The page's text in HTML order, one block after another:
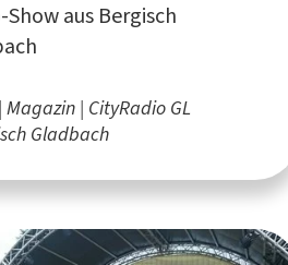
Show aus Bergisch
Magazin CityRadio GL
Gladbach